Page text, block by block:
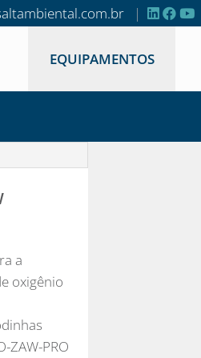
|
EQUIPAMENTOS
a
oxigênio
ZAW-PRO